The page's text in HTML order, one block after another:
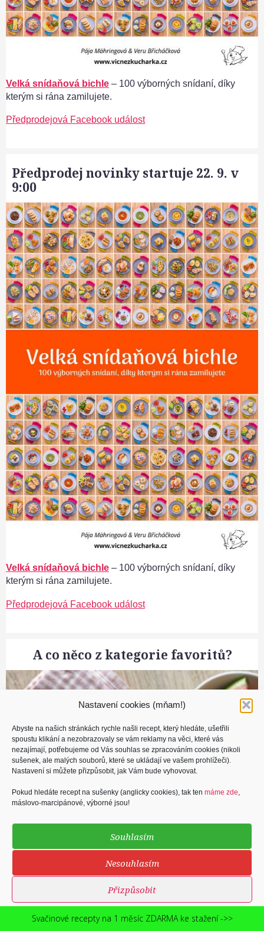
Nastavení cookies (mňam!)
Abyste na našich stránkách rychle našli recept, který hledáte, ušetřili
spoustu klikání a nezobrazovaly se vám reklamy na věci, které vás
nezajímají, potřebujeme od Vás souhlas se zpracováním cookies (nikoli
sušenek, ale malých souborů, které se ukládají ve vašem prohlížeči).
Nastavení si můžete přizpůsobit, jak Vám bude vyhovovat.
Pokud hledáte recept na sušenky (anglicky cookies), tak ten máme zde,
máslovo-marcipánové, výborné jsou!
Souhlasím
Nesouhlasím
Přizpůsobit
Zásady cookiesOchrana osobních údajů podle GDPR
Velká snídaňová bichle – 100 výborných snídaní, díky
kterým si rána zamilujete.
Předprodejová Facebook událost
Předprodej novinky startuje 22. 9. v
9:00
Velká snídaňová bichle – 100 výborných snídaní, díky
kterým si rána zamilujete.
Předprodejová Facebook událost
A co něco z kategorie favoritů?
Svačinové recepty na 1 měsíc ZDARMA ke stažení ->>